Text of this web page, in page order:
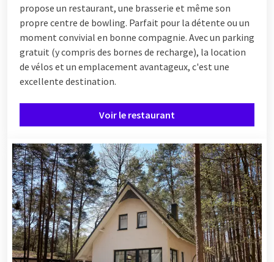
propose un restaurant, une brasserie et même son
propre centre de bowling. Parfait pour la détente ou un
moment convivial en bonne compagnie. Avec un parking
gratuit (y compris des bornes de recharge), la location
de vélos et un emplacement avantageux, c'est une
excellente destination.
Voir le restaurant